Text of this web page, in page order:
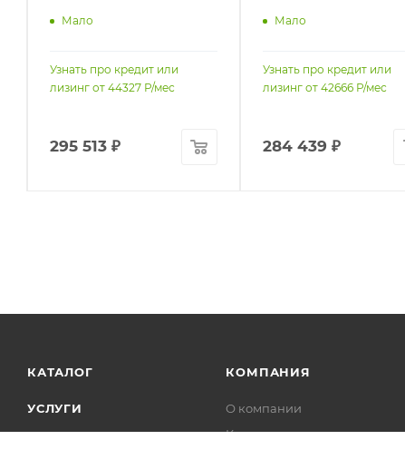
Мало
Узнать про кредит или
лизинг от 44327Р/мес
295 513₽
Мало
Узнать про кредит или
лизинг от 42666Р/мес
284 439 ₽
КАТАЛОГ
УСЛУГИ
КОМПАНИЯ
О компании
Контакты